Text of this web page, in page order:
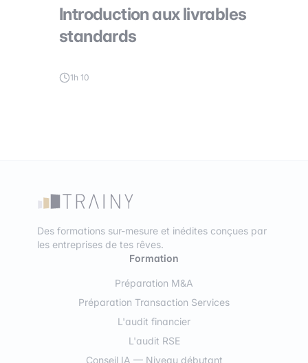
Introduction aux livrables
standards
1h 10
Des formations sur-mesure et inédites conçues par
les entreprises de tes rêves.
Formation
Préparation M&A
Préparation Transaction Services
L'audit financier
L'audit RSE
Conseil IA — Niveau débutant